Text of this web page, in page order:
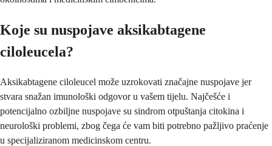
Koje su nuspojave aksikabtagene
ciloleucela?
Aksikabtagene ciloleucel može uzrokovati značajne nuspojave jer
stvara snažan imunološki odgovor u vašem tijelu. Najčešće i
potencijalno ozbiljne nuspojave su sindrom otpuštanja citokina i
neurološki problemi, zbog čega će vam biti potrebno pažljivo praćenje
u specijaliziranom medicinskom centru.